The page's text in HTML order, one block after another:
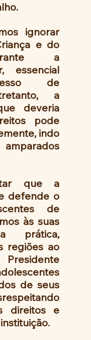
ignorar
e do
a
essencial
de
a
deveria
pode
indo
que a
defende o
de
às suas
prática,
regiões ao
de seus
direitos e